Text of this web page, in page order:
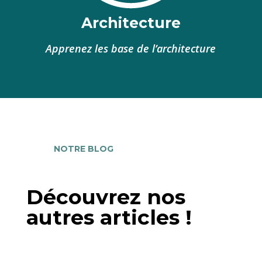
Architecture
Apprenez les base de l’architecture
NOTRE BLOG
Découvrez nos
autres articles !